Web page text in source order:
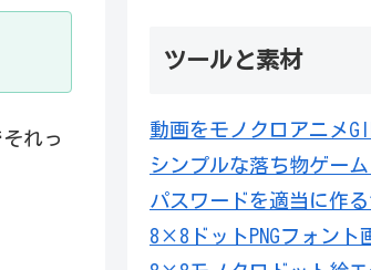
れっ
ツールと素材
動画をモノクロアニメ
シンプルな落ち物ゲーム
パスワードを適当に作
8×8ドットPNGフォント